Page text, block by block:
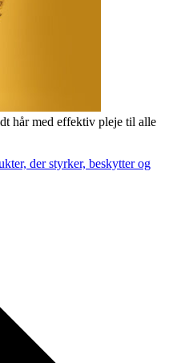
hår med effektiv pleje til alle
der styrker, beskytter og